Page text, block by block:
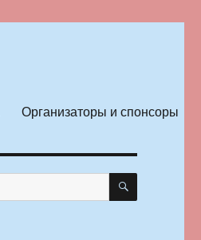
Организаторы и спонсоры
ПОИСК